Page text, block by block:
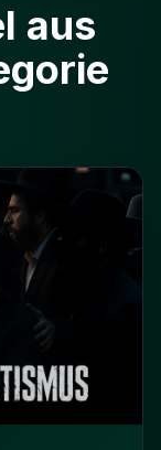
aus